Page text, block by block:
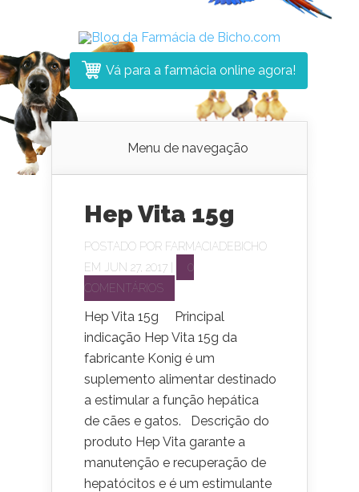
Vá para a farmácia online agora!
Menu de navegação
Hep Vita 15g
POSTADO POR FARMACIADEBICHO
EM JUN 27, 2017 |
0
COMENTÁRIOS
Hep Vita 15g Principal
indicação Hep Vita 15g da
fabricante Konig é um
suplemento alimentar destinado
a estimular a função hepática
de cães e gatos. Descrição do
produto Hep Vita garante a
manutenção e recuperação de
hepatócitos e é um estimulante